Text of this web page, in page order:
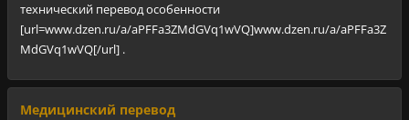
технический перевод особенности
[url=www.dzen.ru/a/aPFFa3ZMdGVq1wVQ]www.dzen.ru/a/aPFFa3Z
MdGVq1wVQ[/url] .
Медицинский перевод